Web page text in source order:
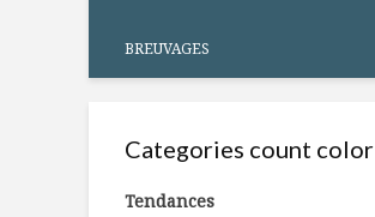
BREUVAGES
Categories count color
Tendances